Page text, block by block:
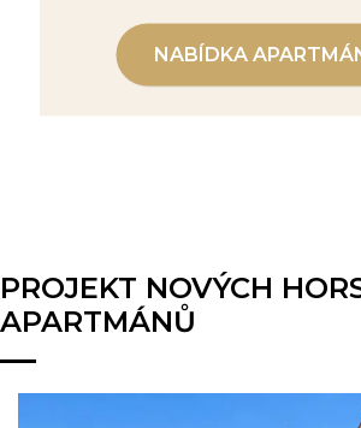
NABÍDKA
PROJEKT NOVÝCH
APARTMÁNŮ